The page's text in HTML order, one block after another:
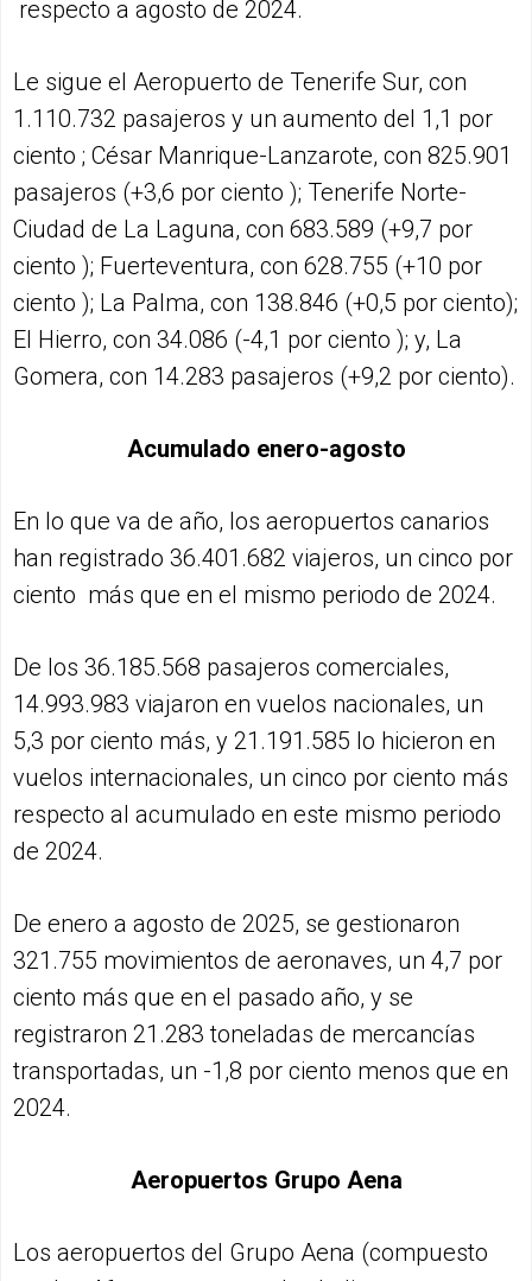
respecto a agosto de 2024.
Le sigue el Aeropuerto de Tenerife Sur, con
1.110.732 pasajeros y un aumento del 1,1 por
ciento ; César Manrique-Lanzarote, con 825.901
pasajeros (+3,6 por ciento ); Tenerife Norte-
Ciudad de La Laguna, con 683.589 (+9,7 por
ciento ); Fuerteventura, con 628.755 (+10 por
ciento ); La Palma, con 138.846 (+0,5 por ciento);
El Hierro, con 34.086 (-4,1 por ciento ); y, La
Gomera, con 14.283 pasajeros (+9,2 por ciento).
Acumulado enero-agosto
En lo que va de año, los aeropuertos canarios
han registrado 36.401.682 viajeros, un cinco por
ciento más que en el mismo periodo de 2024.
De los 36.185.568 pasajeros comerciales,
14.993.983 viajaron en vuelos nacionales, un
5,3 por ciento más, y 21.191.585 lo hicieron en
vuelos internacionales, un cinco por ciento más
respecto al acumulado en este mismo periodo
de 2024.
De enero a agosto de 2025, se gestionaron
321.755 movimientos de aeronaves, un 4,7 por
ciento más que en el pasado año, y se
registraron 21.283 toneladas de mercancías
transportadas, un -1,8 por ciento menos que en
2024.
Aeropuertos Grupo Aena
Los aeropuertos del Grupo Aena (compuesto